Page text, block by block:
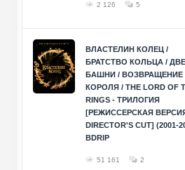
2 126 5
ВЛАСТЕЛИН КОЛЕЦ /
БРАТСТВО КОЛЬЦА / ДВЕ
БАШНИ / ВОЗВРАЩЕНИЕ
КОРОЛЯ / THE LORD OF
RINGS - ТРИЛОГИЯ
[РЕЖИССЕРСКАЯ
DIRECTOR'S CUT] (2001-
BDRIP
51 161 2